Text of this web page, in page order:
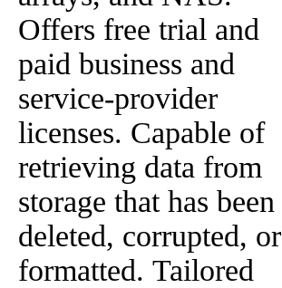
Offers free trial and
paid business and
service-provider
licenses. Capable of
retrieving data from
storage that has been
deleted, corrupted, or
formatted. Tailored